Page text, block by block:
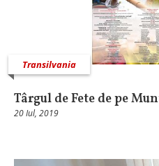
Transilvania
Târgul de Fete de pe
20 Iul, 2019